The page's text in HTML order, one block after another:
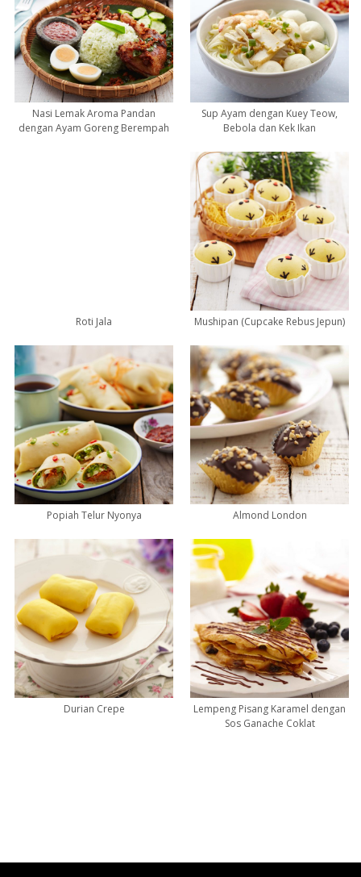
Nasi Lemak Aroma Pandan
dengan Ayam Goreng Berempah
Sup Ayam dengan Kuey Teow,
Bebola dan Kek Ikan
Roti Jala Mushipan (Cupcake Rebus Jepun)
Popiah Telur Nyonya Almond London
Durian Crepe
Lempeng Pisang Karamel dengan
Sos Ganache Coklat